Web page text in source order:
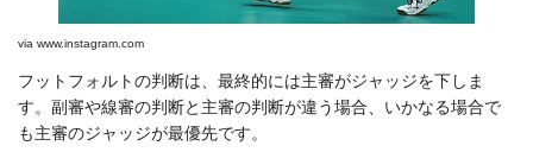
via www.instagram.com
フットフォルトの判断は、最終的には主審がジャッジを下しま
す。副審や線審の判断と主審の判断が違う場合、いかなる場合で
も主審のジャッジが最優先です。